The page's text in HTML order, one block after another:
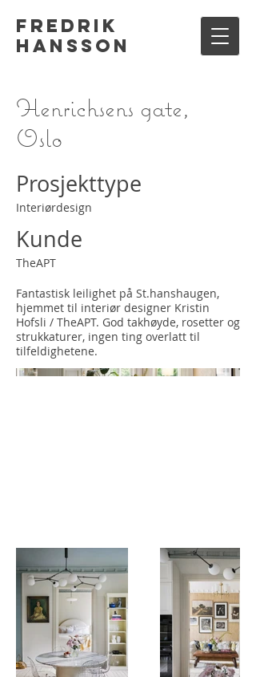
Fredrik
Hansson
Henrichsens gate,
Oslo
Prosjekttype
Interiørdesign
Kunde
TheAPT
Fantastisk leilighet på St.hanshaugen,
hjemmet til interiør designer Kristin
Hofsli / TheAPT. God takhøyde, rosetter og
strukkaturer, ingen ting overlatt til
tilfeldighetene.